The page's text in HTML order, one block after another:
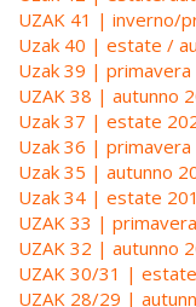
UZAK 41 | inverno/
Uzak 40 | estate /
Uzak 39 | primavera
UZAK 38 | autunno
Uzak 37 | estate
Uzak 36 | primavera
Uzak 35 | autunno
Uzak 34 | estate
UZAK 33 |
UZAK 32 | autunno
UZAK 30/31 |
UZAK 28/29 |